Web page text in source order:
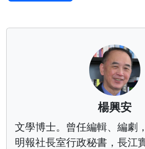
楊興安
文學博士。曾任編輯、編劇
明報社長室行政秘書，長江